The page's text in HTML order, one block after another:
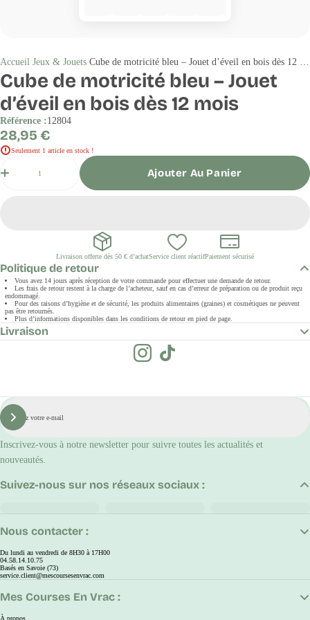
Accueil Jeux & Jouets Cube de motricité bleu – Jouet d’éveil en bois dès 12 mois
Cube de motricité bleu – Jouet
d’éveil en bois dès 12 mois
Référence :12804
Prix
régulier
28,95 €
Seulement 1 article en stock !
Ajouter Au Panier
Livraison offerte dès 50 € d’achatService client réactifPaiement sécurisé
Politique de retour
Vous avez 14 jours après réception de votre commande pour effectuer une demande de retour.
Les frais de retour restent à la charge de l’acheteur, sauf en cas d’erreur de préparation ou de produit reçu
endommagé.
Pour des raisons d’hygiène et de sécurité, les produits alimentaires (graines) et cosmétiques ne peuvent
pas être retournés.
Plus d’informations disponibles dans les conditions de retour en pied de page.
Livraison
E-
mail
S'inscrire
Inscrivez-vous à notre newsletter pour suivre toutes les actualités et
nouveautés.
Nous contacter :
Du lundi au vendredi de 8H30 à 17H00
04.58.14.10.75
Basés en Savoie (73)
service.client@mescoursesenvrac.com
Mes Courses En Vrac :
À propos
Suivez-nous sur nos réseaux sociaux :